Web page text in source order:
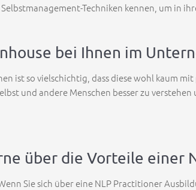
Techniken kennen, um
bei Ihnen im
ist so vielschichtig, dass diese wohl kaum
und andere Menschen besser zu
über die Vorteile einer
Sie sich über eine NLP Practitioner